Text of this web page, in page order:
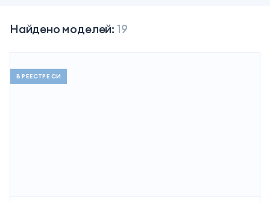
Найдено моделей: 19
В РЕЕСТРЕ СИ